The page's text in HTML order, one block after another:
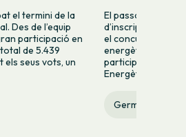
el termini de la
Des de l’equip
participació en
de 5.439
seus vots, un
El passat mes de
d’inscripcions de
el concurs
energètica. Del
participar-hi, 12
Energètica, 9 a la
Germinador